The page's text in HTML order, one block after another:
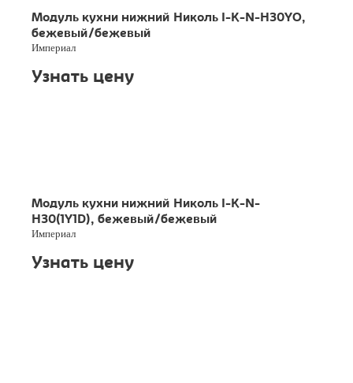
Модуль кухни нижний Николь I-K-N-H30YO,
бежевый/бежевый
Империал
Узнать цену
Модуль кухни нижний Николь I-K-N-
H30(1Y1D), бежевый/бежевый
Империал
Узнать цену